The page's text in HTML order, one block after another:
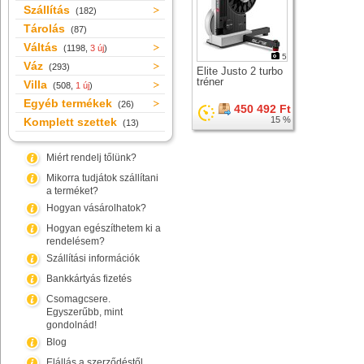
Szállítás (182)
Tárolás (87)
Váltás (1198, 3 új)
Váz (293)
Villa (508, 1 új)
Egyéb termékek (26)
Komplett szettek (13)
Miért rendelj tőlünk?
Mikorra tudjátok szállítani
a terméket?
Hogyan vásárolhatok?
Hogyan egészíthetem ki a
rendelésem?
Szállítási információk
Bankkártyás fizetés
Csomagcsere.
Egyszerűbb, mint
gondolnád!
Blog
5
Elite Justo 2 turbo
tréner
450 492 Ft
15 %